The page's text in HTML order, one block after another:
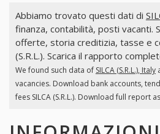
Abbiamo trovato questi dati di
finanza, contabilità, posti vacanti.
offerte, storia creditizia, tasse e
(S.R.L.). Scarica il rapporto
We found such data of SILCA (S.R.L.), Italy
vacancies. Download bank accounts,
fees SILCA (S.R.L.). Download full report